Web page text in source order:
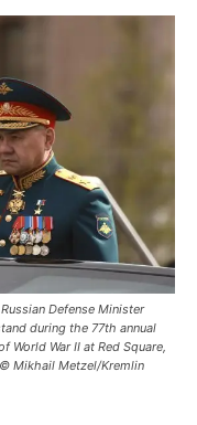
Defense Minister
during the 77th annual
World War II at Red Square,
Mikhail Metzel/Kremlin